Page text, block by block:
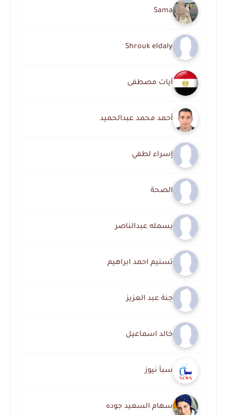
Sama
Shrouk eldaly
آيات مصطفى
أحمد محمد عبدالحميد
إسراء لطفي
الصحة
بسمله عبدالناصر
تسنيم احمد ابراهيم
جنة عبد العزيز
خالد اسماعيل
سبأ نيوز
سهام السعيد جوده